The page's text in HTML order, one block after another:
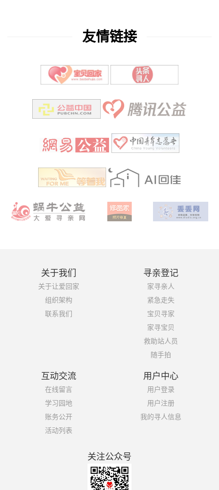
友情链接
关于我们
关于让爱回家
组织架构
联系我们
寻亲登记
家寻亲人
紧急走失
宝贝寻家
家寻宝贝
救助站人员
随手拍
互动交流
在线留言
学习园地
账务公开
活动列表
用户中心
用户登录
用户注册
我的寻人信息
关注公众号